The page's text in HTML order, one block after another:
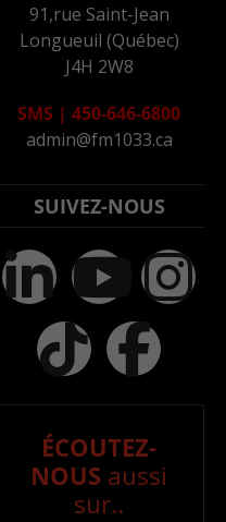
91,rue Saint-Jean
Longueuil (Québec)
J4H 2W8
SMS | 450-646-6800
admin@fm1033.ca
SUIVEZ-NOUS
ÉCOUTEZ-
NOUS aussi
sur..